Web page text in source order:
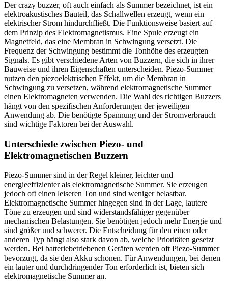
Der crazy buzzer, oft auch einfach als Summer bezeichnet, ist ein
elektroakustisches Bauteil, das Schallwellen erzeugt, wenn ein
elektrischer Strom hindurchfließt. Die Funktionsweise basiert auf
dem Prinzip des Elektromagnetismus. Eine Spule erzeugt ein
Magnetfeld, das eine Membran in Schwingung versetzt. Die
Frequenz der Schwingung bestimmt die Tonhöhe des erzeugten
Signals. Es gibt verschiedene Arten von Buzzern, die sich in ihrer
Bauweise und ihren Eigenschaften unterscheiden. Piezo-Summer
nutzen den piezoelektrischen Effekt, um die Membran in
Schwingung zu versetzen, während elektromagnetische Summer
einen Elektromagneten verwenden. Die Wahl des richtigen Buzzers
hängt von den spezifischen Anforderungen der jeweiligen
Anwendung ab. Die benötigte Spannung und der Stromverbrauch
sind wichtige Faktoren bei der Auswahl.
Unterschiede zwischen Piezo- und
Elektromagnetischen Buzzern
Piezo-Summer sind in der Regel kleiner, leichter und
energieeffizienter als elektromagnetische Summer. Sie erzeugen
jedoch oft einen leiseren Ton und sind weniger belastbar.
Elektromagnetische Summer hingegen sind in der Lage, lautere
Töne zu erzeugen und sind widerstandsfähiger gegenüber
mechanischen Belastungen. Sie benötigen jedoch mehr Energie und
sind größer und schwerer. Die Entscheidung für den einen oder
anderen Typ hängt also stark davon ab, welche Prioritäten gesetzt
werden. Bei batteriebetriebenen Geräten werden oft Piezo-Summer
bevorzugt, da sie den Akku schonen. Für Anwendungen, bei denen
ein lauter und durchdringender Ton erforderlich ist, bieten sich
elektromagnetische Summer an.